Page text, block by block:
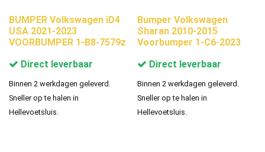
BUMPER Volkswagen iD4
USA 2021-2023
VOORBUMPER 1-B8-7579z
Direct leverbaar
Binnen 2 werkdagen geleverd.
Sneller op te halen in
Hellevoetsluis.
Bumper Volkswagen
Sharan 2010-2015
Voorbumper 1-C6-2023
Direct leverbaar
Binnen 2 werkdagen geleverd.
Sneller op te halen in
Hellevoetsluis.